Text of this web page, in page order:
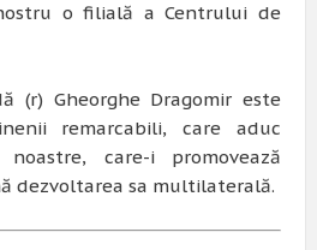
o filială a Centrului de
(r) Gheorghe Dragomir este
remarcabili, care aduc
care-i promovează
dezvoltarea sa multilaterală.